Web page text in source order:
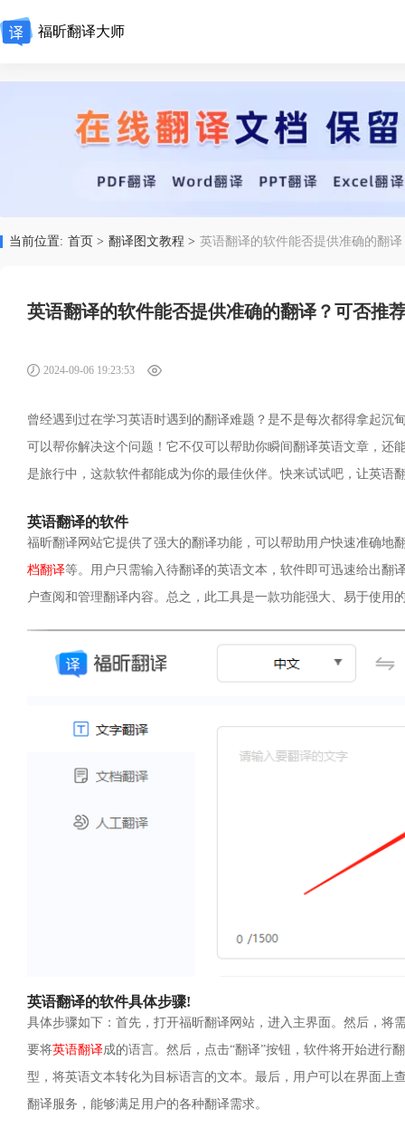
福昕翻译大师
当前位置: 首页 > 翻译图文教程 > 英语翻译的软件能否提供准确的翻
英语翻译的软件能否提供准确的翻译？可否推
2024-09-06 19:23:53
曾经遇到过在学习英语时遇到的翻译难题？是不是每次都得拿起沉
可以帮你解决这个问题！它不仅可以帮助你瞬间翻译英语文章，
是旅行中，这款软件都能成为你的最佳伙伴。快来试试吧，让英语
英语翻译的软件
福昕翻译网站它提供了强大的翻译功能，可以帮助用户快速准确
档翻译等。用户只需输入待翻译的英语文本，软件即可迅速给出翻
户查阅和管理翻译内容。总之，此工具是一款功能强大、易于使用
英语翻译的软件具体步骤!
具体步骤如下：首先，打开福昕翻译网站，进入主界面。然后，
要将英语翻译成的语言。然后，点击“翻译”按钮，软件将开始进行
型，将英语文本转化为目标语言的文本。最后，用户可以在界面
翻译服务，能够满足用户的各种翻译需求。